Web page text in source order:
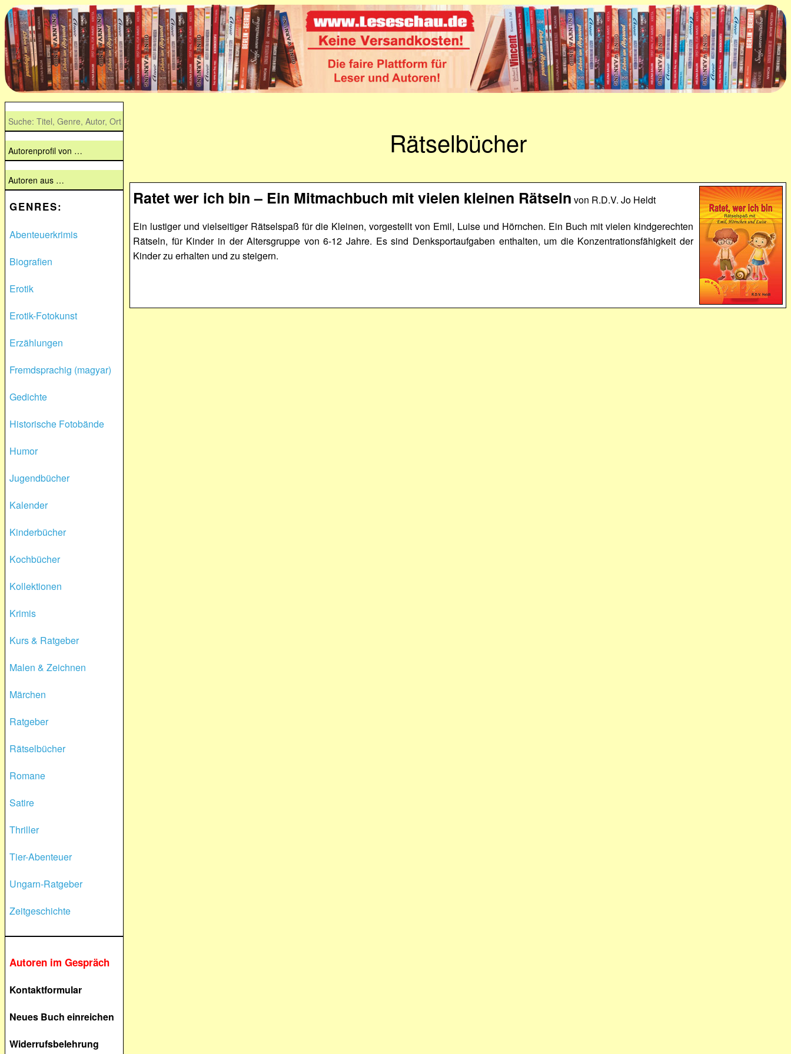
GENRES:
Abenteuerkrimis
Biografien
Erotik
Erotik-Fotokunst
Erzählungen
Fremdsprachig (magyar)
Gedichte
Historische Fotobände
Humor
Jugendbücher
Kalender
Kinderbücher
Kochbücher
Kollektionen
Krimis
Kurs & Ratgeber
Malen & Zeichnen
Märchen
Ratgeber
Rätselbücher
Romane
Satire
Thriller
Tier-Abenteuer
Ungarn-Ratgeber
Zeitgeschichte
Autoren im Gespräch
Kontaktformular
Neues Buch einreichen
Widerrufsbelehrung
Rätselbücher
Ratet wer ich bin – Ein Mitmachbuch mit vielen kleinen Rätseln von R.D.V. Jo Heldt
Ein lustiger und vielseitiger Rätselspaß für die Kleinen, vorgestellt von Emil, Luise und Hörnchen. Ein Buch mit vielen kindgerechten
Rätseln, für Kinder in der Altersgruppe von 6-12 Jahre. Es sind Denksportaufgaben enthalten, um die Konzentrationsfähigkeit der
Kinder zu erhalten und zu steigern.